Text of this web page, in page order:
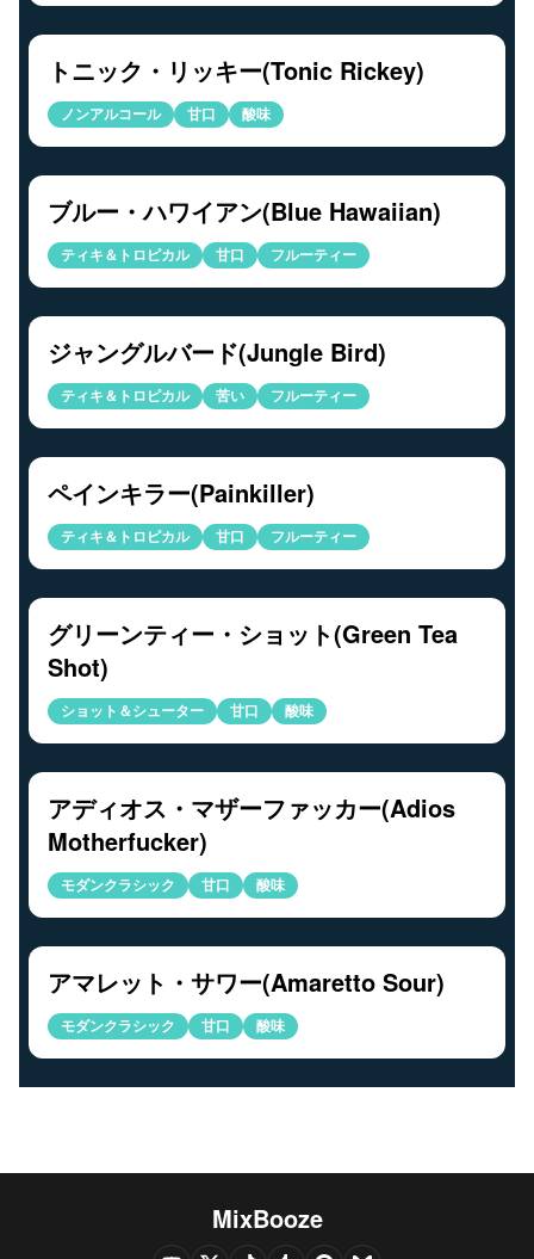
トニック・リッキー(Tonic Rickey)
ノンアルコール 甘口 酸味
ブルー・ハワイアン(Blue Hawaiian)
ティキ＆トロピカル 甘口 フルーティー
ジャングルバード(Jungle Bird)
ティキ＆トロピカル 苦い フルーティー
ペインキラー(Painkiller)
ティキ＆トロピカル 甘口 フルーティー
グリーンティー・ショット(Green Tea
Shot)
ショット＆シューター 甘口 酸味
アディオス・マザーファッカー(Adios
Motherfucker)
モダンクラシック 甘口 酸味
アマレット・サワー(Amaretto Sour)
モダンクラシック 甘口 酸味
MixBooze